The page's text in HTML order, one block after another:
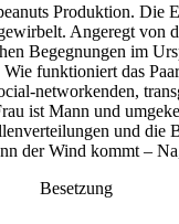
Produktion. Die
Angeregt von
Begegnungen im
funktioniert das
networkenden,
ist Mann und
und die
der Wind kommt –
Besetzung